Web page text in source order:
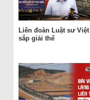
Liên đoàn Luật sư Việt
sắp giải thể